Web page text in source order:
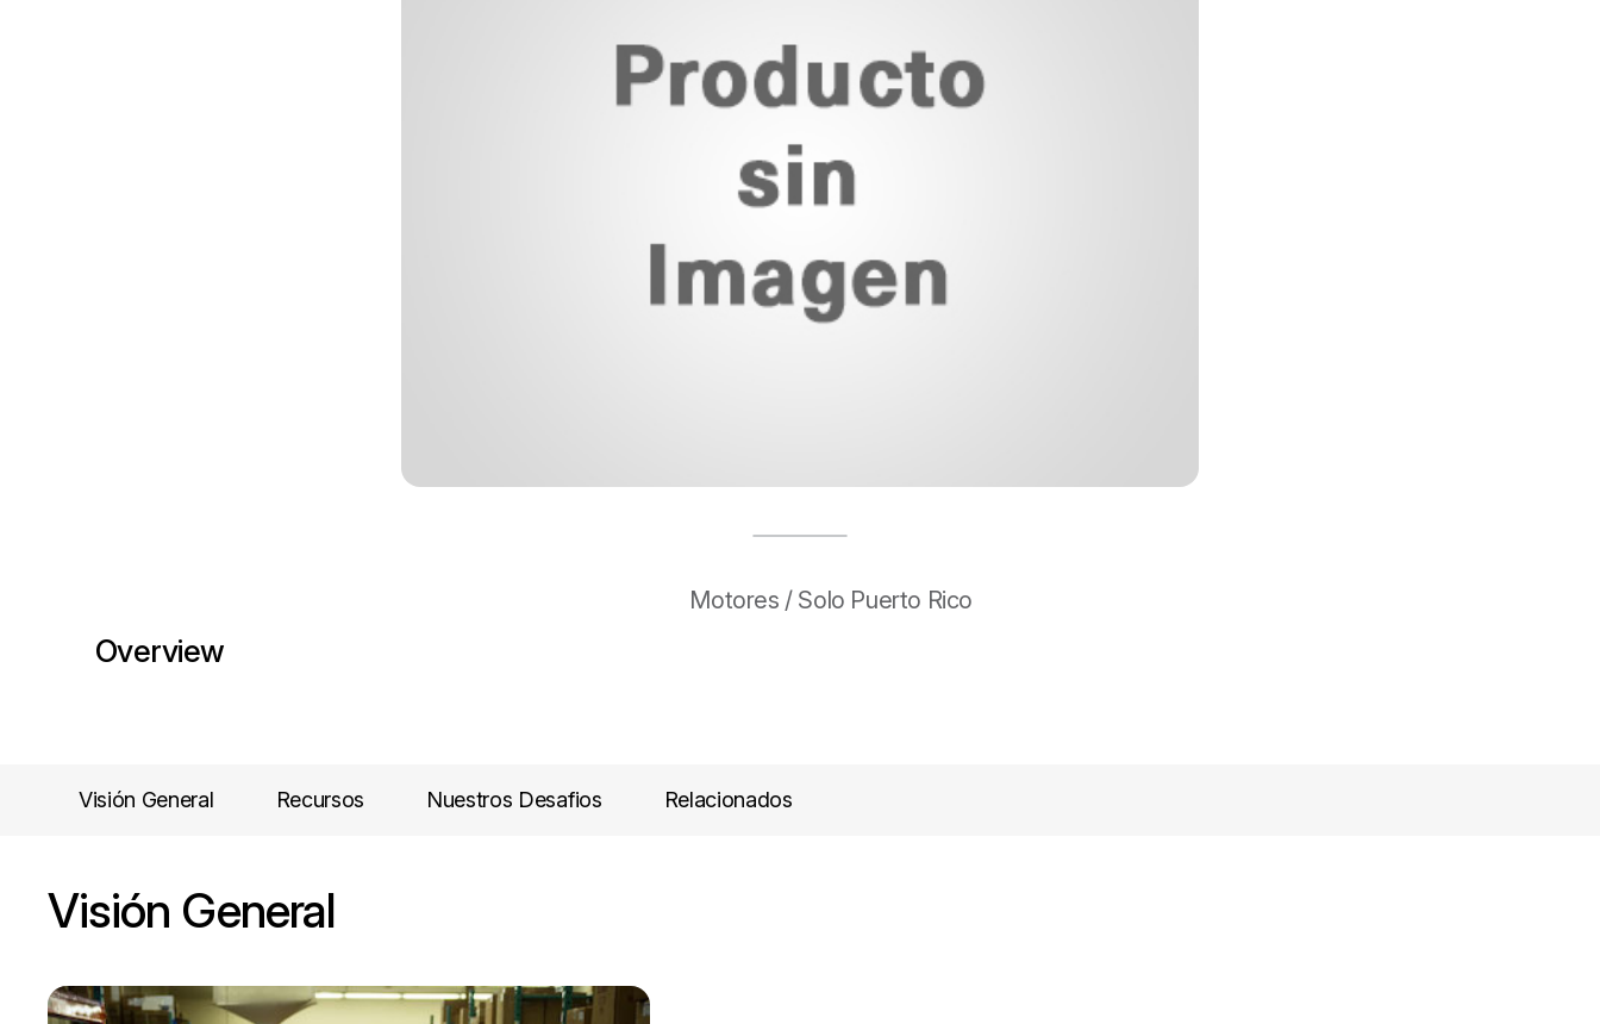
Overview
Motores / Solo Puerto Rico
Visión General Recursos Nuestros Desafios Relacionados
Visión General